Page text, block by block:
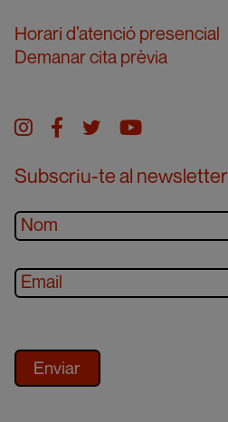
Horari d’atenció presencial
Demanar cita prèvia
Instagram
facebook
twitteryoutube
Subscriu-te al newsletter